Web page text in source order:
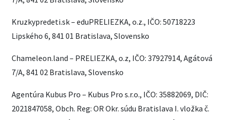
Kruzkypredeti.sk – eduPRELIEZKA, o.z., IČO: 50718223
Lipského 6, 841 01 Bratislava, Slovensko
Chameleon.land – PRELIEZKA, o.z, IČO: 37927914, Agátová
7/A, 841 02 Bratislava, Slovensko
Agentúra Kubus Pro – Kubus Pro s.r.o., IČO: 35882069, DIČ:
2021847058, Obch. Reg: OR Okr. súdu Bratislava I. vložka č.